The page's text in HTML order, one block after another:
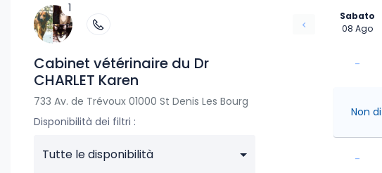
1
Cabinet vétérinaire du Dr
CHARLET Karen
733 Av. de Trévoux 01000 St Denis Les Bourg
Disponibilità dei filtri :
Tutte le disponibilità
Sabato
08 Ago
-
-
Non